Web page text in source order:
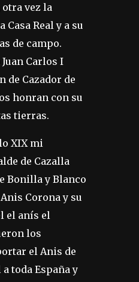
vez la
Casa Real y a su
de campo.
Carlos I
de Cazador de
honran con su
tierras.
XIX mi
de Cazalla
Bonilla y Blanco
Corona y su
el anís el
los
el Anis de
toda España y